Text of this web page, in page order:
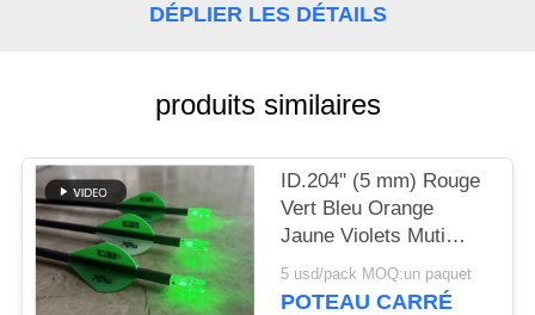
DEMANDEZ
CITATION
PLAN
DU
SITE
DÉPLIER LES DÉTAILS
produits similaires
ID.204" (5 mm) Rouge
Vert Bleu Orange
Jaune Violets Muti
Couleur flèche allumée
Nocks avec bouton de
5 usd/pack MOQ:un paquet
POTEAU CARRÉ